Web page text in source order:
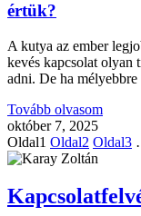
értük?
A kutya az ember
kevés kapcsolat olyan
adni. De ha mélyebbre
Tovább olvasom
október 7, 2025
Oldal1 Oldal2 Oldal3